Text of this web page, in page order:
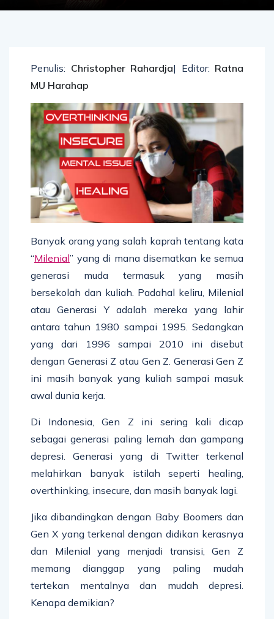
Penulis: Christopher Rahardja| Editor: Ratna
MU Harahap
Banyak orang yang salah kaprah tentang kata
“Milenial” yang di mana disematkan ke semua
generasi muda termasuk yang masih
bersekolah dan kuliah. Padahal keliru, Milenial
atau Generasi Y adalah mereka yang lahir
antara tahun 1980 sampai 1995. Sedangkan
yang dari 1996 sampai 2010 ini disebut
dengan Generasi Z atau Gen Z. Generasi Gen Z
ini masih banyak yang kuliah sampai masuk
awal dunia kerja.
Di Indonesia, Gen Z ini sering kali dicap
sebagai generasi paling lemah dan gampang
depresi. Generasi yang di Twitter terkenal
melahirkan banyak istilah seperti healing,
overthinking, insecure, dan masih banyak lagi.
Jika dibandingkan dengan Baby Boomers dan
Gen X yang terkenal dengan didikan kerasnya
dan Milenial yang menjadi transisi, Gen Z
memang dianggap yang paling mudah
tertekan mentalnya dan mudah depresi.
Kenapa demikian?